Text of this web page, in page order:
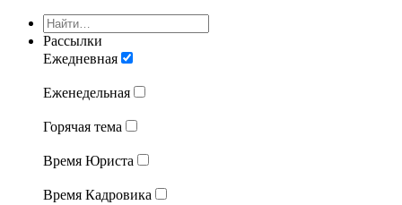
Рассылки
Ежедневная
Еженедельная
Горячая тема
Время Юриста
Время Кадровика